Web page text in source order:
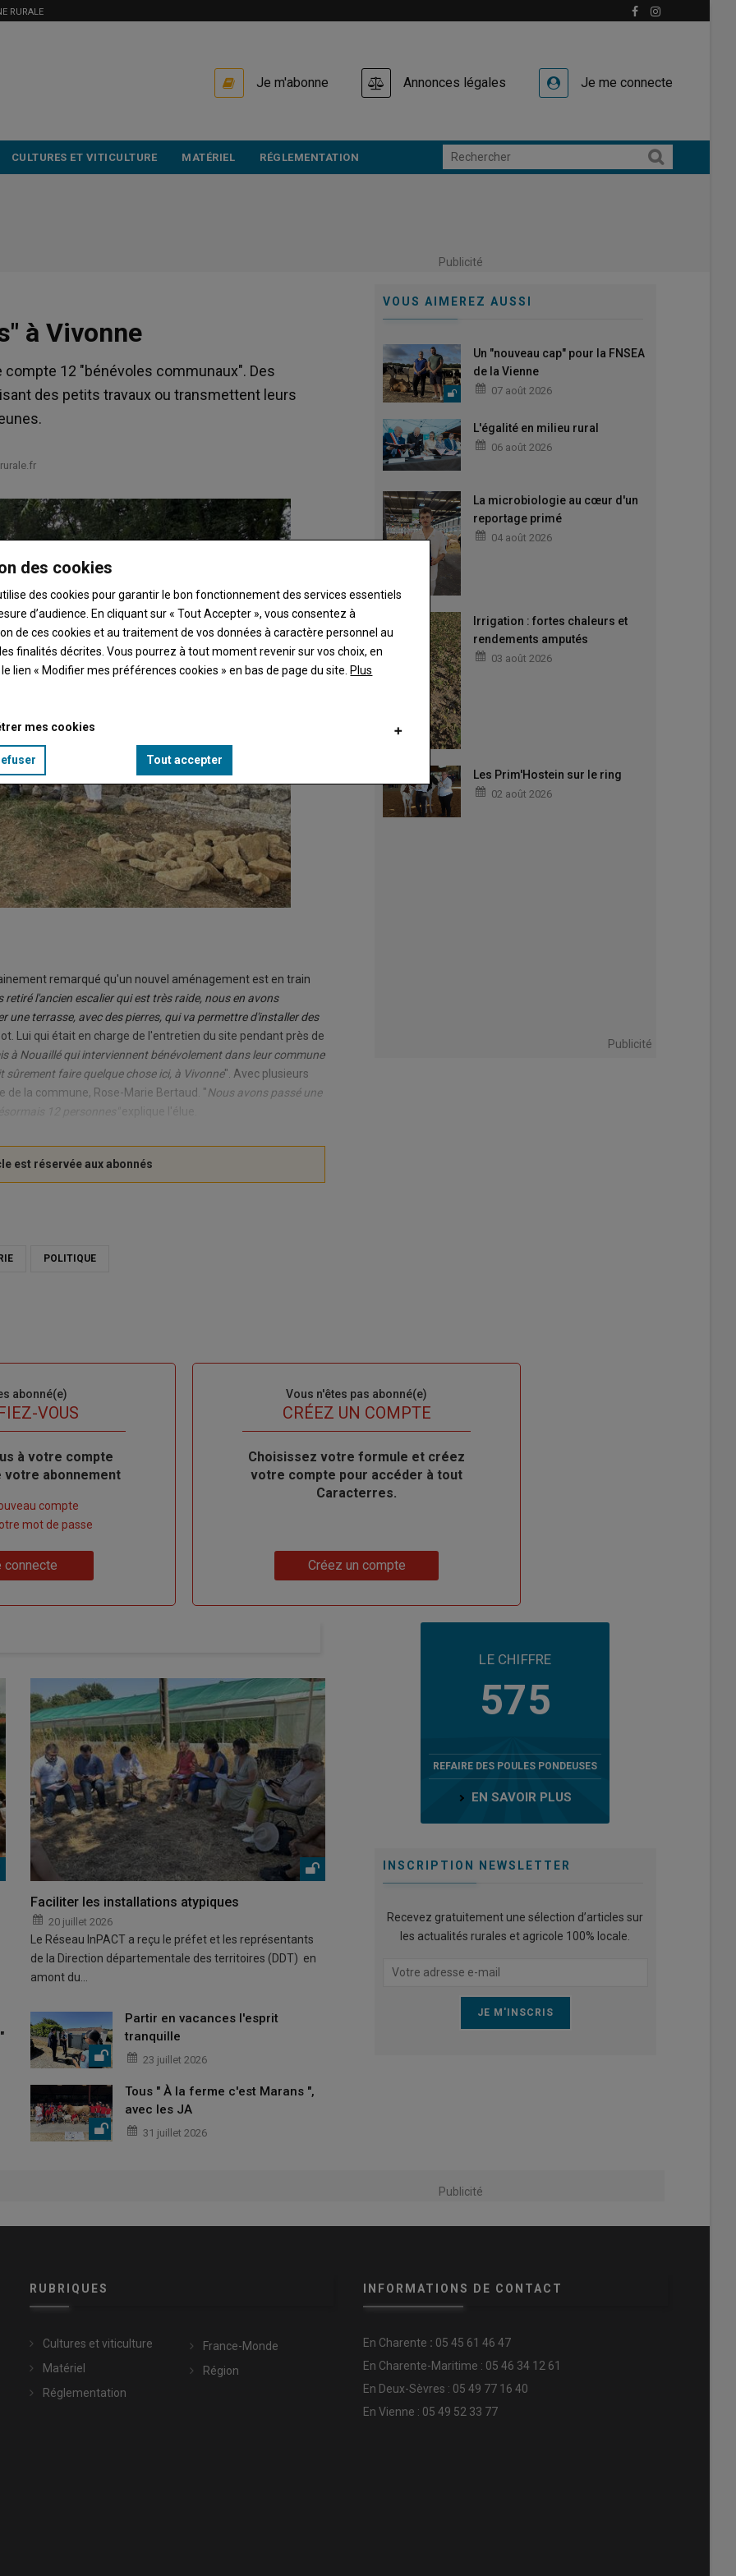
RURALE
Je m'abonne Annonces légales Je me connecte
CULTURES ET VITICULTURE MATÉRIEL RÉGLEMENTATION
Publicité
à Vivonne
12 "bénévoles communaux". Des
des petits travaux ou transmettent leurs
remarqué qu'un nouvel aménagement est en train
retiré l'ancien escalier qui est très raide, nous en avons
terrasse, avec des pierres, qui va permettre d'installer des
Lui qui était en charge de l'entretien du site pendant près de
à Nouaillé qui interviennent bénévolement dans leur commune
faire quelque chose ici, à Vivonne". Avec plusieurs
de la commune, Rose-Marie Bertaud. "Nous avons passé une
explique l'élue.
POLITIQUE
VOUS AIMEREZ AUSSI
Un "nouveau cap" pour la FNSEA
de la Vienne
07 août 2026
L'égalité en milieu rural
06 août 2026
La microbiologie au cœur d'un
reportage primé
04 août 2026
Irrigation : fortes chaleurs et
rendements amputés
03 août 2026
Les Prim'Hostein sur le ring
02 août 2026
Publicité
abonné(e)
VOUS
à votre compte
abonnement
compte
mot de passe
connecte
Vous n'êtes pas abonné(e)
TITRECRÉEZ UN COMPTE
Body
Choisissez votre formule et créez
votre compte pour accéder à tout
Caracterres.
Créez un compte
Faciliter les installations atypiques
20 juillet 2026
Le Réseau InPACT a reçu le préfet et les représentants
de la Direction départementale des territoires (DDT) en
amont du…
Partir en vacances l'esprit
tranquille
23 juillet 2026
Tous " À la ferme c'est Marans ",
avec les JA
31 juillet 2026
LE CHIFFRE
575
REFAIRE DES POULES PONDEUSES
EN SAVOIR PLUS
INSCRIPTION NEWSLETTER
Recevez gratuitement une sélection d’articles sur
les actualités rurales et agricole 100% locale.
Publicité
RUBRIQUES
Cultures et viticulture
Matériel
Réglementation
France-Monde
Région
INFORMATIONS DE CONTACT
En Charente : 05 45 61 46 47
En Charente-Maritime : 05 46 34 12 61
En Deux-Sèvres : 05 49 77 16 40
En Vienne : 05 49 52 33 77
des cookies
des cookies pour garantir le bon fonctionnement des services essentiels
d’audience. En cliquant sur « Tout Accepter », vous consentez à
de ces cookies et au traitement de vos données à caractère personnel au
finalités décrites. Vous pourrez à tout moment revenir sur vos choix, en
lien « Modifier mes préférences cookies » en bas de page du site. Plus
mes cookies
Tout accepter